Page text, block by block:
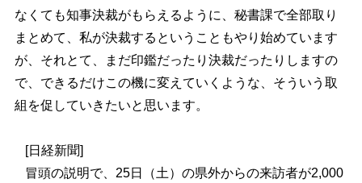
なくても知事決裁がもらえるように、秘書課で全部取り
まとめて、私が決裁するということもやり始めています
が、それとて、まだ印鑑だったり決裁だったりしますの
で、できるだけこの機に変えていくような、そういう取
組を促していきたいと思います。
[日経新聞]
冒頭の説明で、25日（土）の県外からの来訪者が2,000